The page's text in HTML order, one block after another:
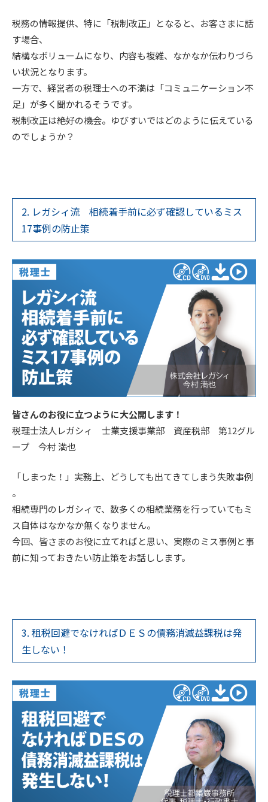
税務の情報提供、特に「税制改正」となると、お客さまに話
す場合、
結構なボリュームになり、内容も複雑、なかなか伝わりづら
い状況となります。
一方で、経営者の税理士への不満は「コミュニケーション不
足」が多く聞かれるそうです。
税制改正は絶好の機会。ゆびすいではどのように伝えている
のでしょうか？
2. レガシィ流 相続着手前に必ず確認しているミス
17事例の防止策
皆さんのお役に立つように大公開します！
税理士法人レガシィ 士業支援事業部 資産税部 第12グル
ープ 今村 満也
「しまった！」実務上、どうしても出てきてしまう失敗事例
。
相続専門のレガシィで、数多くの相続業務を行っていてもミ
ス自体はなかなか無くなりません。
今回、皆さまのお役に立てればと思い、実際のミス事例と事
前に知っておきたい防止策をお話しします。
3. 租税回避でなければＤＥＳの債務消滅益課税は発
生しない！